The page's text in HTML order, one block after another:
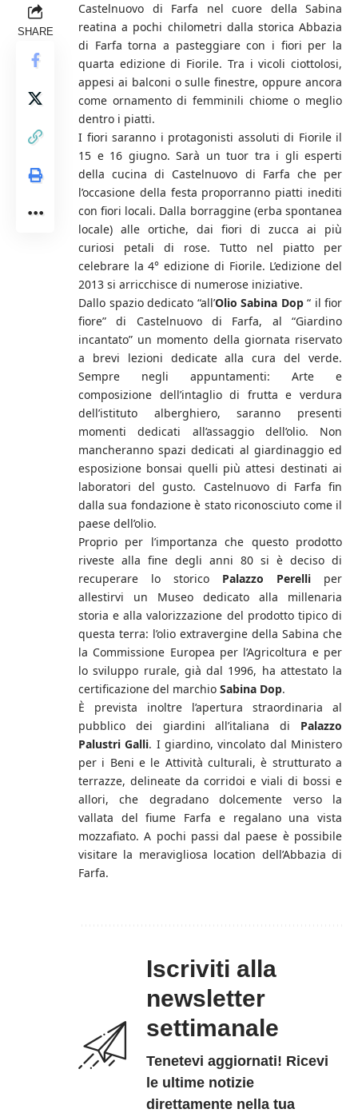
SHARE
Castelnuovo di Farfa nel cuore della Sabina
reatina a pochi chilometri dalla storica Abbazia
di Farfa torna a pasteggiare con i fiori per la
quarta edizione di Fiorile. Tra i vicoli ciottolosi,
appesi ai balconi o sulle finestre, oppure ancora
come ornamento di femminili chiome o meglio
dentro i piatti.
I fiori saranno i protagonisti assoluti di Fiorile il
15 e 16 giugno. Sarà un tuor tra i gli esperti
della cucina di Castelnuovo di Farfa che per
l’occasione della festa proporranno piatti inediti
con fiori locali. Dalla borraggine (erba spontanea
locale) alle ortiche, dai fiori di zucca ai più
curiosi petali di rose. Tutto nel piatto per
celebrare la 4° edizione di Fiorile. L’edizione del
2013 si arricchisce di numerose iniziative.
Dallo spazio dedicato “all’Olio Sabina Dop“ il fior
fiore” di Castelnuovo di Farfa, al “Giardino
incantato” un momento della giornata riservato
a brevi lezioni dedicate alla cura del verde.
Sempre negli appuntamenti: Arte e
composizione dell’intaglio di frutta e verdura
dell’istituto alberghiero, saranno presenti
momenti dedicati all’assaggio dell’olio. Non
mancheranno spazi dedicati al giardinaggio ed
esposizione bonsai quelli più attesi destinati ai
laboratori del gusto. Castelnuovo di Farfa fin
dalla sua fondazione è stato riconosciuto come il
paese dell’olio.
Proprio per l’importanza che questo prodotto
riveste alla fine degli anni 80 si è deciso di
recuperare lo storico Palazzo Perelli per
allestirvi un Museo dedicato alla millenaria
storia e alla valorizzazione del prodotto tipico di
questa terra: l’olio extravergine della Sabina che
la Commissione Europea per l’Agricoltura e per
lo sviluppo rurale, già dal 1996, ha attestato la
certificazione del marchio Sabina Dop.
È prevista inoltre l’apertura straordinaria al
pubblico dei giardini all’italiana di Palazzo
Palustri Galli. I giardino, vincolato dal Ministero
per i Beni e le Attività culturali, è strutturato a
terrazze, delineate da corridoi e viali di bossi e
allori, che degradano dolcemente verso la
vallata del fiume Farfa e regalano una vista
mozzafiato. A pochi passi dal paese è possibile
visitare la meravigliosa location dell’Abbazia di
Farfa.
Iscriviti alla
newsletter
settimanale
Tenetevi aggiornati! Ricevi
le ultime notizie
direttamente nella tua